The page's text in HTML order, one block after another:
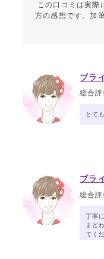
この口コミは実際
方の感想です。加
ブラ
総合評
とて
ブラ
総合評
丁寧
まど
てく